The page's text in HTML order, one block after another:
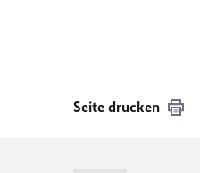
Seite drucken